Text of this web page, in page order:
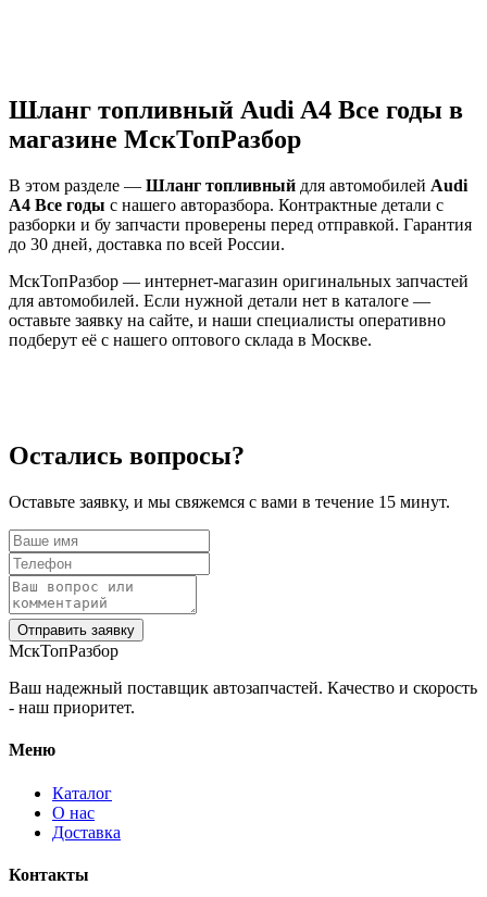
Шланг топливный Audi A4 Все годы в
магазине МскТопРазбор
В этом разделе — Шланг топливный для автомобилей Audi
A4 Все годы с нашего авторазбора. Контрактные детали с
разборки и бу запчасти проверены перед отправкой. Гарантия
до 30 дней, доставка по всей России.
МскТопРазбор — интернет-магазин оригинальных запчастей
для автомобилей. Если нужной детали нет в каталоге —
оставьте заявку на сайте, и наши специалисты оперативно
подберут её с нашего оптового склада в Москве.
Остались вопросы?
Оставьте заявку, и мы свяжемся с вами в течение 15 минут.
Отправить заявку
МскТопРазбор
Ваш надежный поставщик автозапчастей. Качество и скорость
- наш приоритет.
Меню
Каталог
О нас
Доставка
Контакты